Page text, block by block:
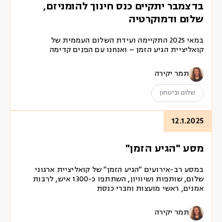
בדצמבר יתקיים כנס חינוך להומניזם,
שלום ודמוקרטיה
במאי 2025 התקיימה ועידת השלום העממית של
קואליציית הגיע הזמן – ואנחנו עם הפנים קדימה
תמר יקירה
שלום וביטחון
12.1.2025
מסע "הגיע הזמן"
במסע רב-אירועים "הגיע הזמן" של קואליציית ארגוני
שלום, שותפות ושיוויון, השתתפו כ-1300 איש, לרבות
אמנים, ראשי מועצות וחברי כנסת
תמר יקירה